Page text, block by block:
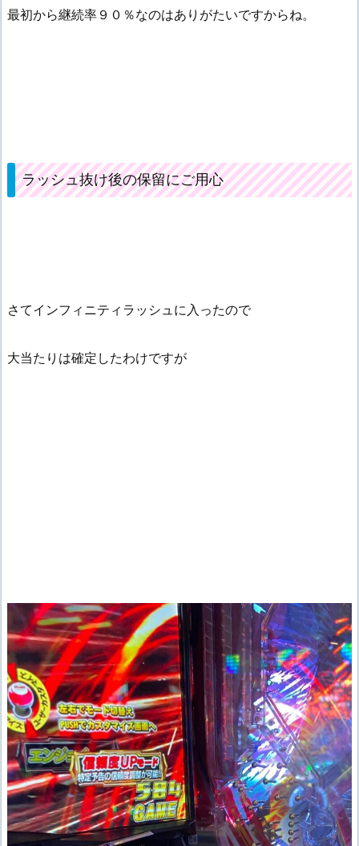
最初から継続率９０％なのはありがたいですからね。
ラッシュ抜け後の保留にご用心
さてインフィニティラッシュに入ったので
大当たりは確定したわけですが